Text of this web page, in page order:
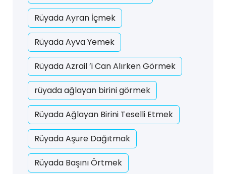
Rüyada Ayran İçmek
Rüyada Ayva Yemek
Rüyada Azrail ’i Can Alırken Görmek
rüyada ağlayan birini görmek
Rüyada Ağlayan Birini Teselli Etmek
Rüyada Aşure Dağıtmak
Rüyada Başını Örtmek